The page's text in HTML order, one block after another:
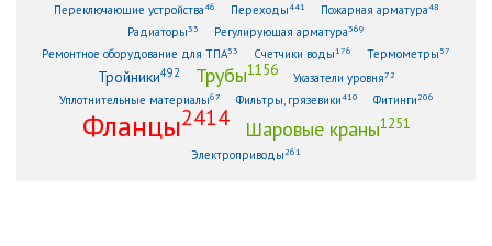
Переключающие устройства46 Переходы441 Пожарная арматура48
Радиаторы33 Регулирующая арматура369
Ремонтное оборудование для ТПА53 Счетчики воды176 Термометры 57
Тройники492 Трубы1156 Указатели уровня72
Уплотнительные материалы67 Фильтры, грязевики410 Фитинги 206
Фланцы2414 Шаровые краны1251
Электроприводы 261